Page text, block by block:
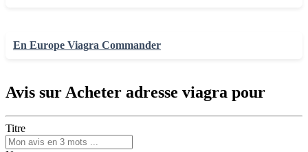
En Europe Viagra Commander
Avis sur Acheter adresse viagra pour
Titre